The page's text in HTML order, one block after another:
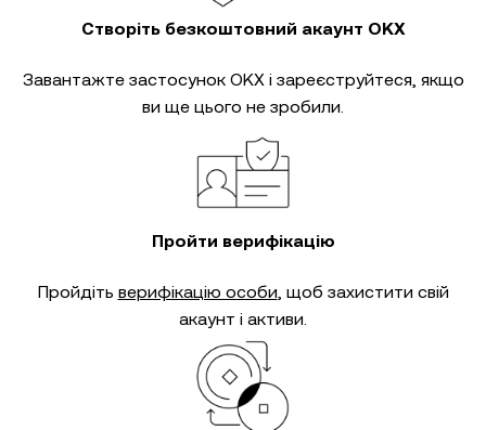
Створіть безкоштовний акаунт OKX
Завантажте застосунок OKX і зареєструйтеся, якщо
ви ще цього не зробили.
Пройти верифікацію
Пройдіть верифікацію особи, щоб захистити свій
акаунт і активи.